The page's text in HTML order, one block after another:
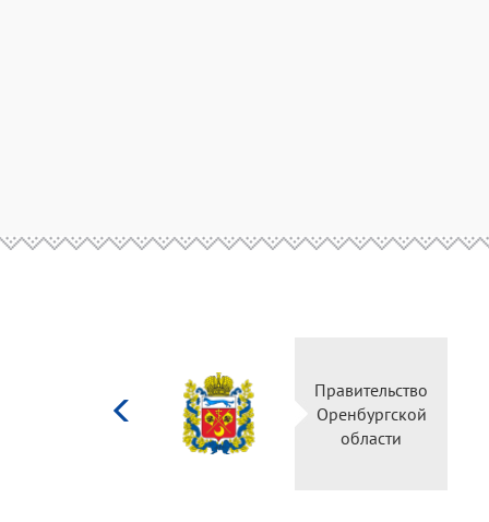
Правительство
Оренбургской
области